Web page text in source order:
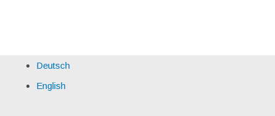
Deutsch
English